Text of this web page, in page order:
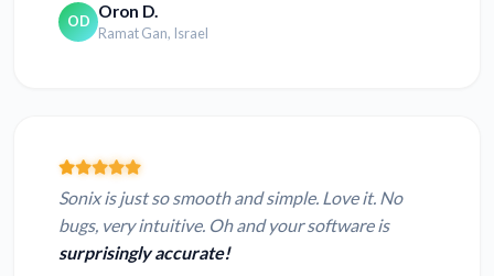
OD Oron D.
Ramat Gan, Israel
Sonix is just so smooth and simple. Love it. No
bugs, very intuitive. Oh and your software is
surprisingly accurate!